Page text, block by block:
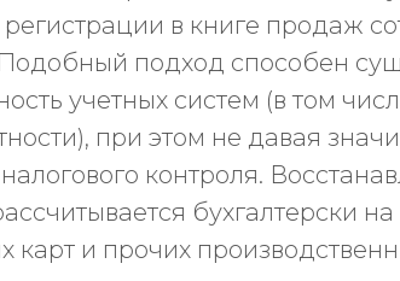
в книге продаж
подход способен
учетных систем (в том
при этом не давая
контроля.
бухгалтерски
карт и прочих